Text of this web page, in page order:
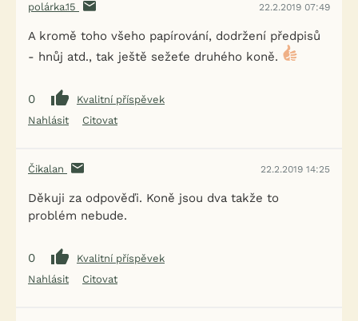
polárka.15 22.2.2019 07:49
A kromě toho všeho papírování, dodržení předpisů
- hnůj atd., tak ještě sežeťe druhého koně.
0
Kvalitní příspěvek
Nahlásit
Citovat
Čikalan 22.2.2019 14:25
Děkuji za odpověďi. Koně jsou dva takže to
problém nebude.
0
Kvalitní příspěvek
Nahlásit
Citovat